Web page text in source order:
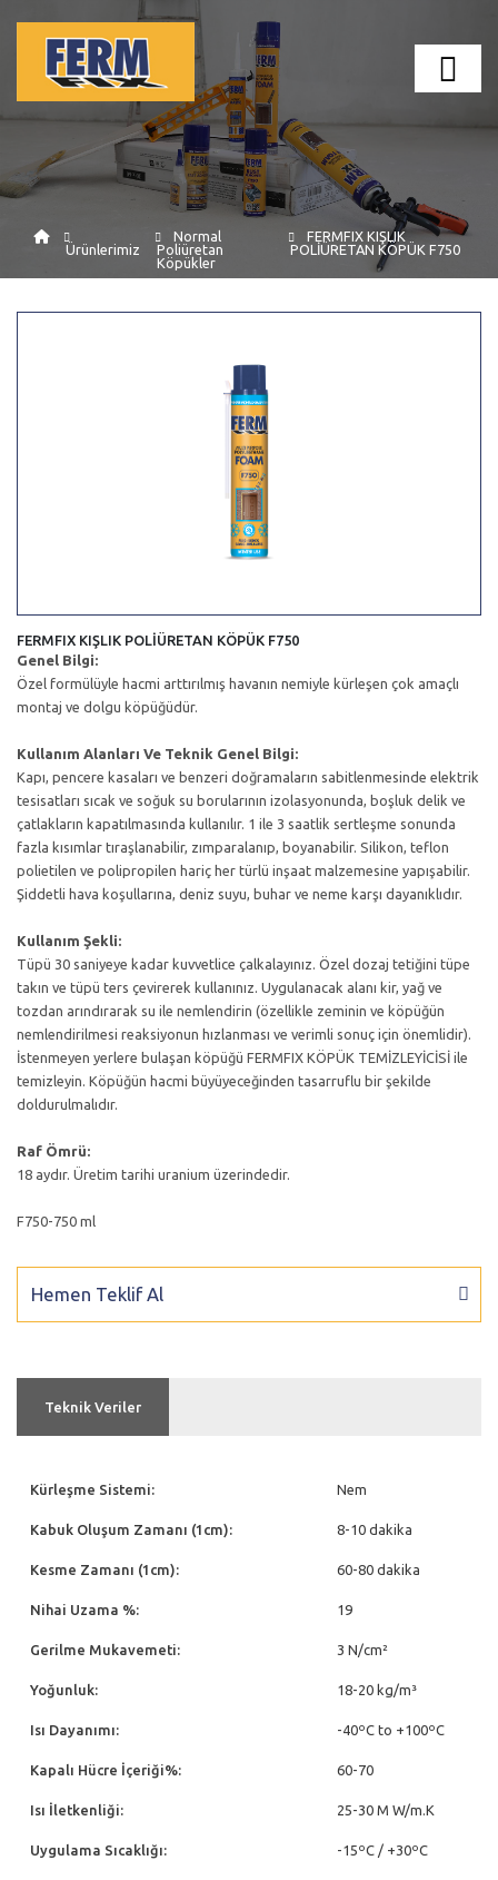
Ürünlerimiz
Normal
Poliüretan
Köpükler
FERMFIX KIŞLIK
POLİÜRETAN KÖPÜK F750
FERMFIX KIŞLIK POLİÜRETAN KÖPÜK F750
Genel Bilgi:
Özel formülüyle hacmi arttırılmış havanın nemiyle kürleşen çok amaçlı
montaj ve dolgu köpüğüdür.
Kullanım Alanları Ve Teknik Genel Bilgi:
Kapı, pencere kasaları ve benzeri doğramaların sabitlenmesinde elektrik
tesisatları sıcak ve soğuk su borularının izolasyonunda, boşluk delik ve
çatlakların kapatılmasında kullanılır. 1 ile 3 saatlik sertleşme sonunda
fazla kısımlar tıraşlanabilir, zımparalanıp, boyanabilir. Silikon, teflon
polietilen ve polipropilen hariç her türlü inşaat malzemesine yapışabilir.
Şiddetli hava koşullarına, deniz suyu, buhar ve neme karşı dayanıklıdır.
Kullanım Şekli:
Tüpü 30 saniyeye kadar kuvvetlice çalkalayınız. Özel dozaj tetiğini tüpe
takın ve tüpü ters çevirerek kullanınız. Uygulanacak alanı kir, yağ ve
tozdan arındırarak su ile nemlendirin (özellikle zeminin ve köpüğün
nemlendirilmesi reaksiyonun hızlanması ve verimli sonuç için önemlidir).
İstenmeyen yerlere bulaşan köpüğü FERMFIX KÖPÜK TEMİZLEYİCİSİ ile
temizleyin. Köpüğün hacmi büyüyeceğinden tasarruflu bir şekilde
doldurulmalıdır.
Raf Ömrü:
18 aydır. Üretim tarihi uranium üzerindedir.
F750-750 ml
Hemen Teklif Al
Teknik Veriler
Kürleşme Sistemi: Nem
Kabuk Oluşum Zamanı (1cm): 8-10 dakika
Kesme Zamanı (1cm): 60-80 dakika
Nihai Uzama %: 19
Gerilme Mukavemeti: 3 N/cm²
Yoğunluk: 18-20 kg/m³
Isı Dayanımı: -40ºC to +100ºC
Kapalı Hücre İçeriği%: 60-70
Isı İletkenliği: 25-30 М W/m.K
Uygulama Sıcaklığı: -15ºC / +30ºC